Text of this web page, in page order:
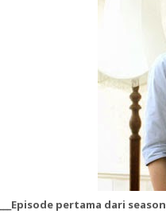
___Episode pertama dari